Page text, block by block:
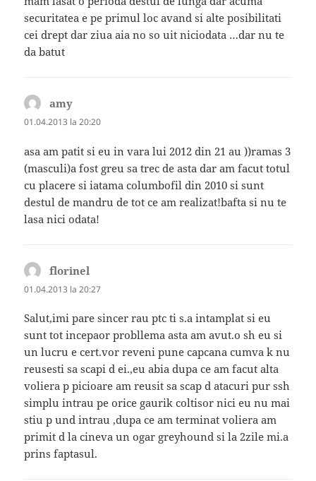
securitatea e pe primul loc avand si alte posibilitati
cei drept dar ziua aia no so uit niciodata …dar nu te
da batut
amy
01.04.2013 la 20:20
asa am patit si eu in vara lui 2012 din 21 au ))ramas 3
(masculi)a fost greu sa trec de asta dar am facut totul
cu placere si iatama columbofil din 2010 si sunt
destul de mandru de tot ce am realizat!bafta si nu te
lasa nici odata!
florinel
01.04.2013 la 20:27
Salut,imi pare sincer rau ptc ti s.a intamplat si eu
sunt tot incepaor probllema asta am avut.o sh eu si
un lucru e cert.vor reveni pune capcana cumva k nu
reusesti sa scapi d ei.,eu abia dupa ce am facut alta
voliera p picioare am reusit sa scap d atacuri pur ssh
simplu intrau pe orice gaurik coltisor nici eu nu mai
stiu p und intrau ,dupa ce am terminat voliera am
primit d la cineva un ogar greyhound si la 2zile mi.a
prins faptasul.